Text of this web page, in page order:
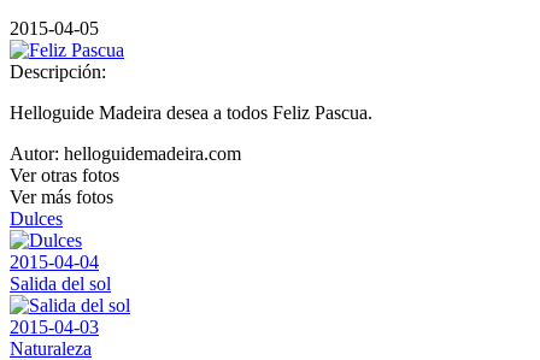
2015-04-05
Descripción:
Helloguide Madeira desea a todos Feliz Pascua.
Autor: helloguidemadeira.com
Ver otras fotos
Ver más fotos
Dulces
2015-04-04
Salida del sol
2015-04-03
Naturaleza